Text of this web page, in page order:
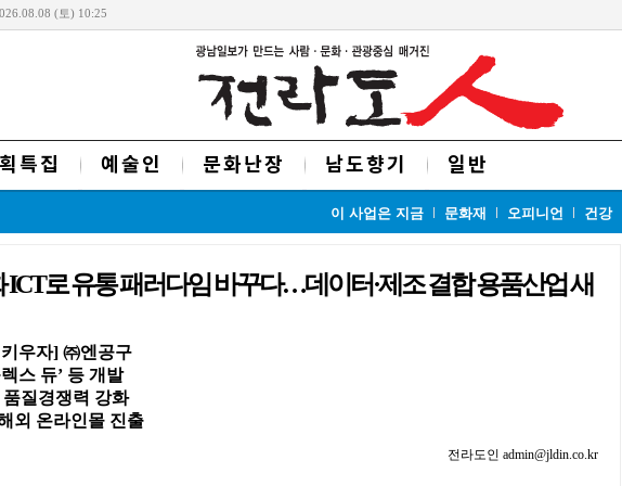
(토) 10:25
특집 예술인 문화난장 남도향기 일반
이 사업은 지금 문화재 오피니언 건강
ICT로 유통 패러다임 바꾸다…데이터·제조 결합 용품산업 새
우자] ㈜엔공구
스 듀’ 등 개발
질경쟁력 강화
외 온라인몰 진출
전라도인 admin@jldin.co.kr